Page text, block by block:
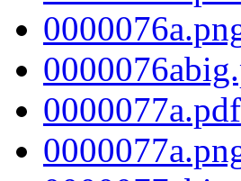
0000077a.pdf